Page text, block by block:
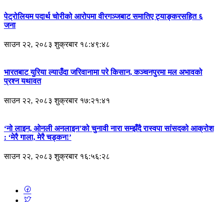
पेट्रोलियम पदार्थ चोरीको आरोपमा वीरगञ्जबाट समातिए ट्याङ्करसहित ६
जना
साउन २२, २०८३ शुक्रबार १८:४९:४८
भारतबाट युरिया ल्याउँदा जरिवानामा परे किसान, कञ्चनपुरमा मल अभावको
प्रश्न यथावत
साउन २२, २०८३ शुक्रबार १७:२१:४१
‘नो लाइन, ओनली अनलाइन’को चुनावी नारा सम्झँदै रास्वपा सांसदको आक्रोश
: ‘मेरै गाला, मेरै चड्कन!’
साउन २२, २०८३ शुक्रबार १६:५६:२८